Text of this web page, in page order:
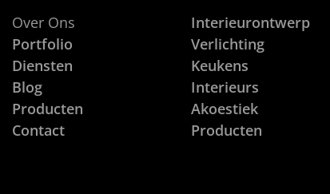
Over Ons
Portfolio
Diensten
Blog
Producten
Contact
Interieurontwerp
Verlichting
Keukens
Interieurs
Akoestiek
Producten